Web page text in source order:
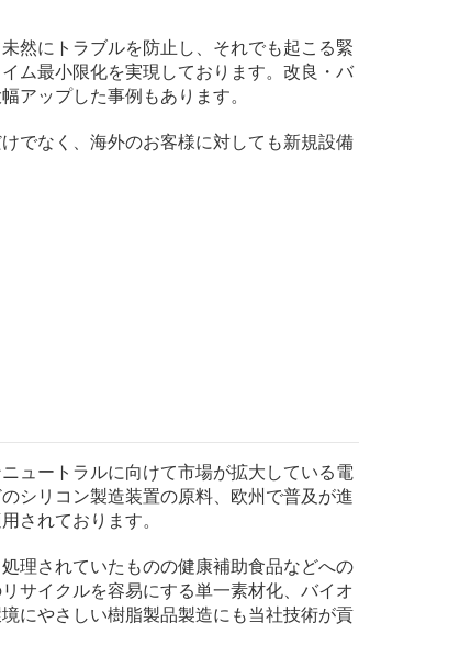
然にトラブルを防止し、それでも起こる緊
ム最小限化を実現しております。改良・バ
アップした事例もあります。
でなく、海外のお客様に対しても新規設備
ュートラルに向けて市場が拡大している電
シリコン製造装置の原料、欧州で普及が進
されております。
理されていたものの健康補助食品などへの
サイクルを容易にする単一素材化、バイオ
にやさしい樹脂製品製造にも当社技術が貢